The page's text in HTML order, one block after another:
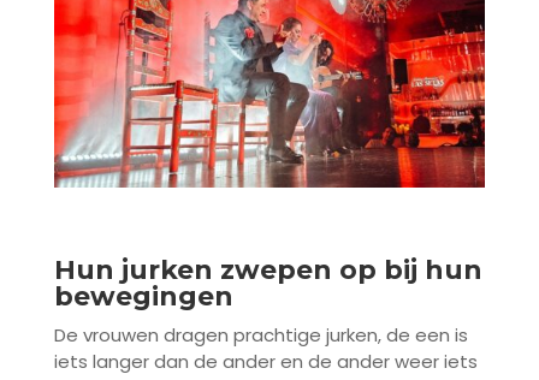
Hun jurken zwepen op bij hun
bewegingen
De vrouwen dragen prachtige jurken, de een is
iets langer dan de ander en de ander weer iets